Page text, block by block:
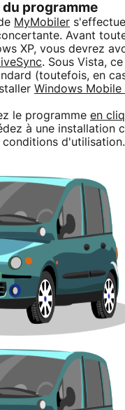
du programme
MyMobiler
Avant
XP, vous devrez
. Sous Vista,
(toutefois, en
Windows Mobile
le programme en
à une installation
d'utilisation.